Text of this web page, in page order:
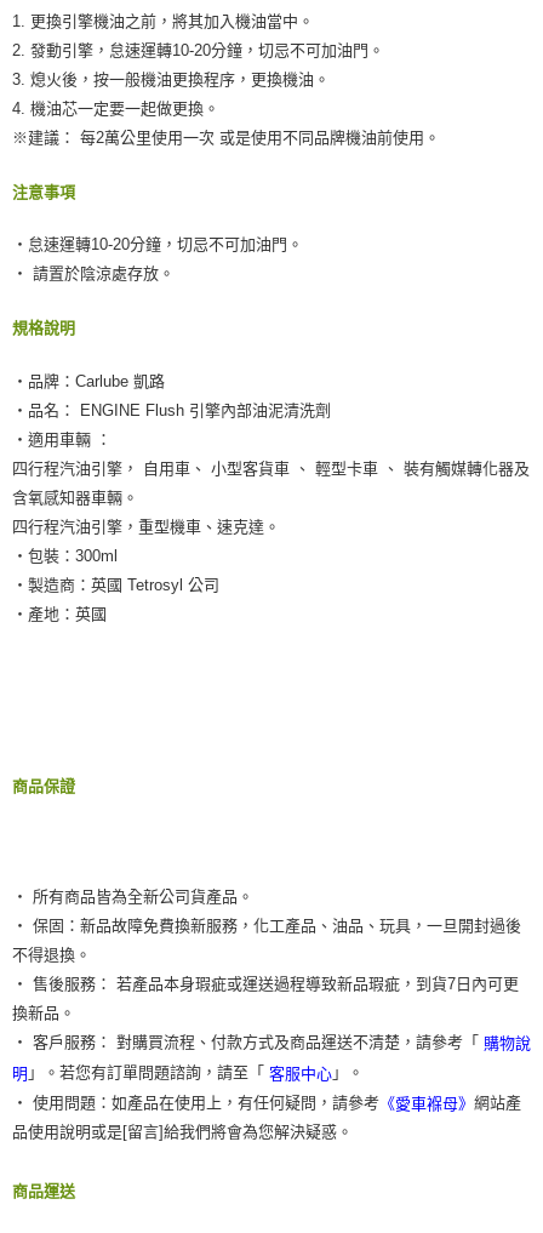
1. 更換引擎機油之前，將其加入機油當中。
2. 發動引擎，怠速運轉10-20分鐘，切忌不可加油門。
3. 熄火後，按一般機油更換程序，更換機油。
4. 機油芯一定要一起做更換。
※建議： 每2萬公里使用一次 或是使用不同品牌機油前使用。
注意事項
‧怠速運轉10-20分鐘，切忌不可加油門。
‧ 請置於陰涼處存放。
規格說明
‧品牌：Carlube 凱路
‧品名： ENGINE Flush 引擎內部油泥清洗劑
‧適用車輛 ：
四行程汽油引擎， 自用車、 小型客貨車 、 輕型卡車 、 裝有觸媒轉化器及
含氧感知器車輛。
四行程汽油引擎，重型機車、速克達。
‧包裝：300ml
‧製造商：英國 Tetrosyl 公司
‧產地：英國
商品保證
‧ 所有商品皆為全新公司貨產品。
‧ 保固：新品故障免費換新服務，化工產品、油品、玩具，一旦開封過後
不得退換。
‧ 售後服務： 若產品本身瑕疵或運送過程導致新品瑕疵，到貨7日內可更
換新品。
‧ 客戶服務： 對購買流程、付款方式及商品運送不清楚，請參考「 購物說
明 」。若您有訂單問題諮詢，請至「 客服中心 」。
‧ 使用問題：如產品在使用上，有任何疑問，請參考 《愛車褓母》 網站產
品使用說明或是[留言]給我們將會為您解決疑惑。
商品運送